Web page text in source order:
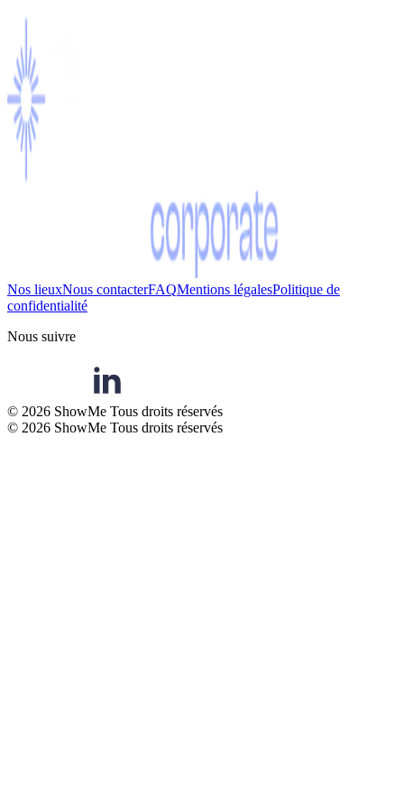
Nos lieuxNous contacterFAQMentions légalesPolitique de
confidentialité
Nous suivre
© 2026 ShowMe Tous droits réservés
© 2026 ShowMe Tous droits réservés